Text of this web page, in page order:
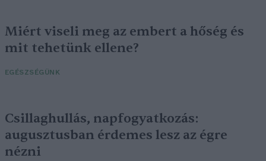
Miért viseli meg az embert a hőség és
mit tehetünk ellene?
EGÉSZSÉGÜNK
Csillaghullás, napfogyatkozás:
augusztusban érdemes lesz az égre
nézni